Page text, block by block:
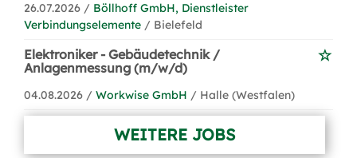
26.07.2026 / Böllhoff GmbH, Dienstleister
Verbindungselemente / Bielefeld
Elektroniker - Gebäudetechnik /
Anlagenmessung (m/w/d)
04.08.2026 / Workwise GmbH / Halle (Westfalen)
WEITERE JOBS